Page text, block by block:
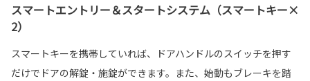
スマートエントリー＆スタートシステム（スマートキー×
2）
スマートキーを携帯していれば、ドアハンドルのスイッチを押す
だけでドアの解錠・施錠ができます。また、始動もブレーキを踏